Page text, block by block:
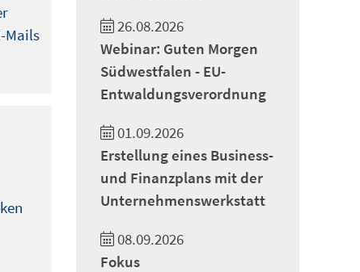
Mails
26.08.2026
Webinar: Guten Morgen
Südwestfalen - EU-
Entwaldungsverordnung
01.09.2026
Erstellung eines Business-
und Finanzplans mit der
Unternehmenswerkstatt
08.09.2026
Fokus